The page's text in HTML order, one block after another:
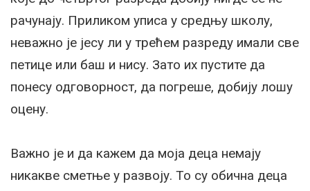
рачунају. Приликом уписа у средњу школу,
неважно је јесу ли у трећем разреду имали све
петице или баш и нису. Зато их пустите да
понесу одговорност, да погреше, добију лошу
оцену.
Важно је и да кажем да моја деца немају
никакве сметње у развоју. То су обична деца